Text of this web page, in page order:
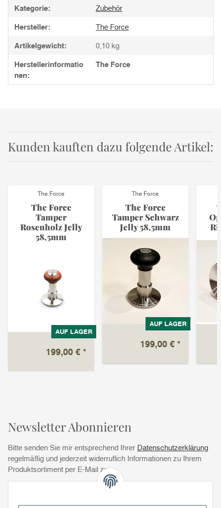
Kategorie: Zubehör
Hersteller: The Force
Artikelgewicht: 0,10 kg
Herstellerinformatio
nen:
The Force
Kunden kauften dazu folgende Artikel:
The Force
The Force
Tamper
Rosenholz Jelly
58,5mm
AUF LAGER
199,00 € *
The Force
The Force
Tamper Schwarz
Jelly 58,5mm
AUF LAGER
199,00 € *
Newsletter Abonnieren
Bitte senden Sie mir entsprechend Ihrer Datenschutzerklärung
regelmäßig und jederzeit widerruflich Informationen zu Ihrem
Produktsortiment per E-Mail zu.